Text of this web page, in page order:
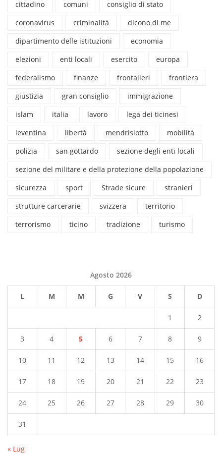
cittadino comuni
consiglio di stato
coronavirus
criminalità
dicono di me
dipartimento delle istituzioni
economia
elezioni
enti locali esercito
europa
federalismo
finanze frontalieri
frontiera
giustizia
gran consiglio
immigrazione
islam
italia lavoro
lega dei ticinesi
leventina
libertà mendrisiotto
mobilità
polizia
san gottardo
sezione degli enti locali
sezione del militare e della protezione della popolazione
sicurezza
sport Strade sicure
stranieri
strutture carcerarie
svizzera
territorio
terrorismo
ticino tradizione turismo
Agosto 2026
L M M G V S D
1 2
3 4 5 6 7 8 9
10 11 12 13 14 15 16
17 18 19 20 21 22 23
24 25 26 27 28 29 30
31
« Lug